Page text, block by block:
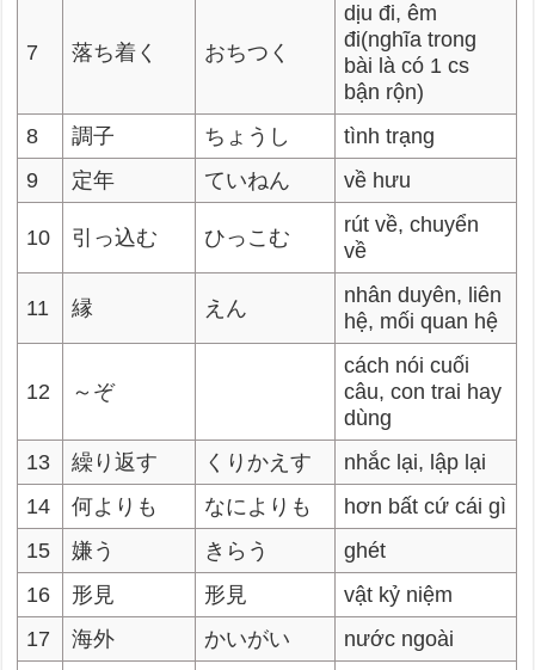
7 落ち着く おちつく
dịu đi, êm
đi(nghĩa trong
bài là có 1 cs
bận rộn)
8
調子 ちょうし
tình trạng
9
定年 ていねん về hưu
10 引っ込む ひっこむ
rút về, chuyển
về
11 縁 えん
nhân duyên, liên
hệ, mối quan hệ
12 ～ぞ
cách nói cuối
câu, con trai hay
dùng
13
繰り返す くりかえす
nhắc lại, lập lại
14
何よりも なによりも
hơn bất cứ cái gì
15
嫌う きらう
ghét
16
形見 形見
vật kỷ niệm
17
海外 かいがい nước ngoài